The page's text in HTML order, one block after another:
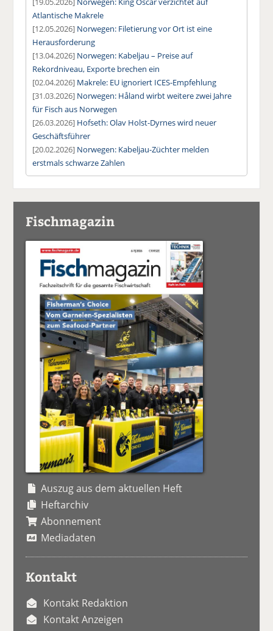
Atlantische Makrele
[12.05.2026] Norwegen: Filetierung vor Ort ist eine
Herausforderung
[13.04.2026] Norwegen: Kabeljau – Preise auf
Rekordniveau, Exporte brechen ein
[02.04.2026] Makrele: EU ignoriert ICES-Empfehlung
[31.03.2026] Norwegen: Håland wirbt weitere zwei Jahre
für Fisch aus Norwegen
[26.03.2026] Hofseth: Olav Holst-Dyrnes wird neuer
Geschäftsführer
[20.02.2026] Norwegen: Kabeljau-Züchter melden
erstmals schwarze Zahlen
Fischmagazin
Auszug aus dem aktuellen Heft
Heftarchiv
Abonnement
Mediadaten
Kontakt
Kontakt Redaktion
Kontakt Anzeigen